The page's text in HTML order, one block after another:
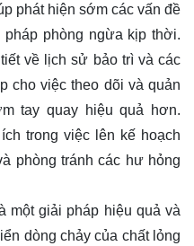
phát hiện sớm các vấn đề
phòng ngừa kịp thời.
về lịch sử bảo trì và các
cho việc theo dõi và quản
tay quay hiệu quả hơn.
trong việc lên kế hoạch
phòng tránh các hư hỏng
một giải pháp hiệu quả và
dòng chảy của chất lỏng